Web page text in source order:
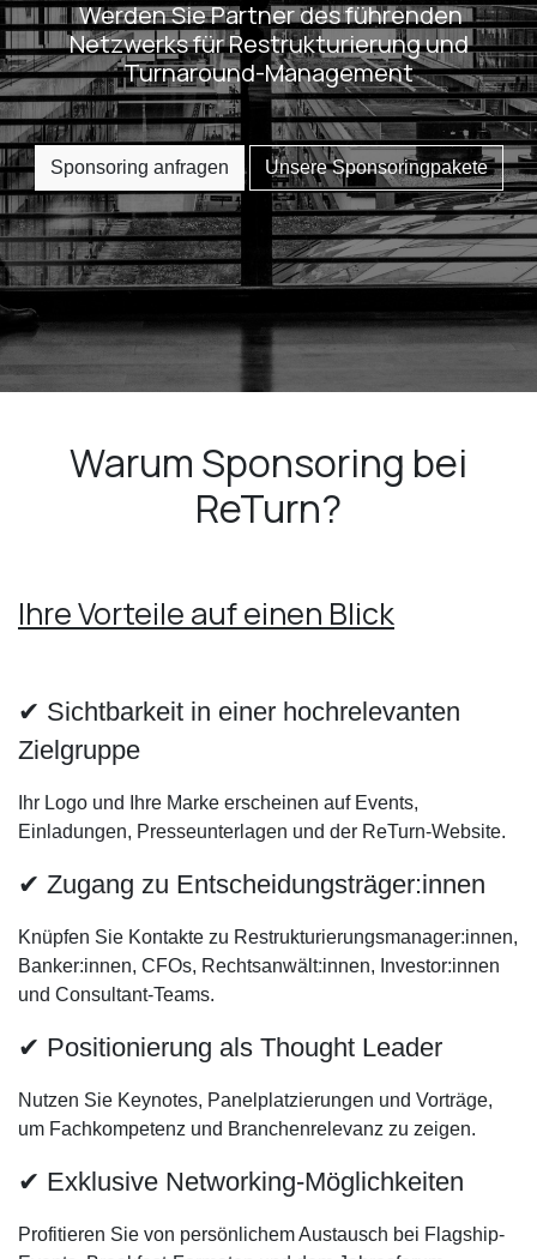
Werden Sie Partner des führenden
Netzwerks für Restrukturierung und
Turnaround-Management
Sponsoring anfragen Unsere Sponsoringpakete
Warum Sponsoring bei
ReTurn?
Ihre Vorteile auf einen Blick
✔ Sichtbarkeit in einer hochrelevanten
Zielgruppe
Ihr Logo und Ihre Marke erscheinen auf Events,
Einladungen, Presseunterlagen und der ReTurn-Website.
✔ Zugang zu Entscheidungsträger:innen
Knüpfen Sie Kontakte zu Restrukturierungsmanager:innen,
Banker:innen, CFOs, Rechtsanwält:innen, Investor:innen
und Consultant-Teams.
✔ Positionierung als Thought Leader
Nutzen Sie Keynotes, Panelplatzierungen und Vorträge,
um Fachkompetenz und Branchenrelevanz zu zeigen.
✔ Exklusive Networking-Möglichkeiten
Profitieren Sie von persönlichem Austausch bei Flagship-